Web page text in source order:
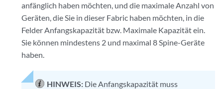
anfänglich haben möchten, und die maximale Anzahl von
Geräten, die Sie in dieser Fabric haben möchten, in die
Felder Anfangskapazität bzw. Maximale Kapazität ein.
Sie können mindestens 2 und maximal 8 Spine-Geräte
haben.
HINWEIS: Die Anfangskapazität muss